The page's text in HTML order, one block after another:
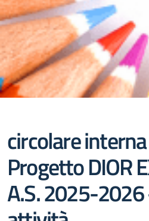
circolare
Progetto DIOR
A.S. 2025-